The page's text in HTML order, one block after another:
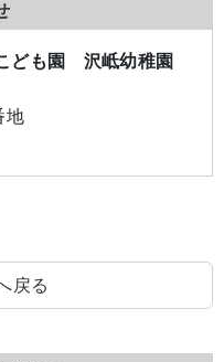
ども園 沢岻幼稚園
地
戻る